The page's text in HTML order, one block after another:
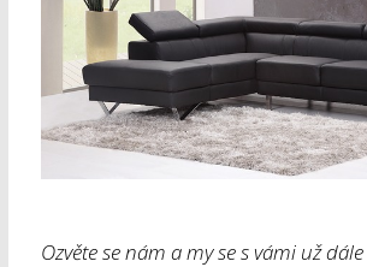
Ozvěte se nám a my se s vámi už